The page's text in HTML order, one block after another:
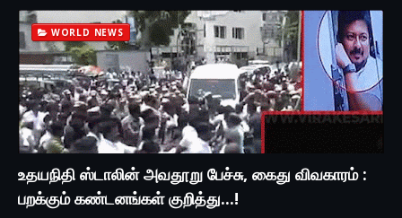
WORLD NEWS
உதயநிதி ஸ்டாலின் அவதூறு பேச்சு, கைது விவகாரம் :
பறக்கும் கண்டனங்கள் குறித்து...!